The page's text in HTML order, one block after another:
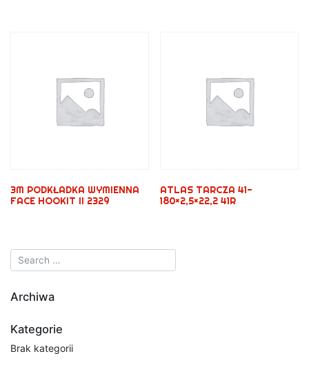
3M PODKŁADKA WYMIENNA
FACE HOOKIT II 2329
ATLAS TARCZA 41-
180×2,5×22,2 41R
Archiwa
Kategorie
Brak kategorii